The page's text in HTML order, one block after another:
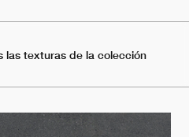
las texturas de la colección